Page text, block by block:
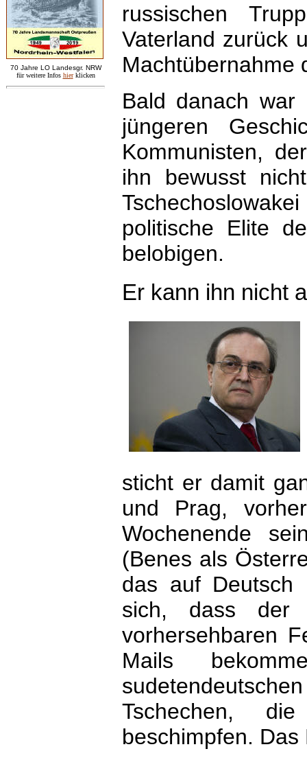
70 Jahre LO Landesgr. NRW
für weitere Infos hier klicken
russischen
Vaterland zurück
Machtübernahme
Bald danach war
jüngeren
Kommunisten,
ihn bewusst
politische Elite
belobigen.
Er kann ihn nicht
sticht er damit
und Prag,
Wochenende
(Benes als
das auf Deutsch
sich, dass der
vorhersehbaren
Mails
Tschechen,
beschimpfen. Das